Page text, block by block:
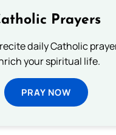
Prayers
daily Catholic
your spiritual life.
PRAY NOW